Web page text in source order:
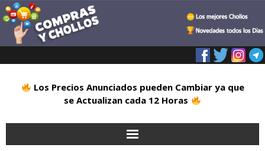
Los Precios Anunciados pueden Cambiar ya que
se Actualizan cada 12 Horas